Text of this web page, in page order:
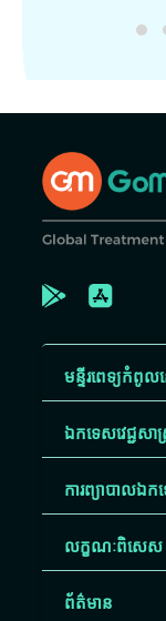
មន្ទីរពេទ្យកំពូ
ឯកទេសវេជ្ជសាស្
ការព្យាបាលឯ
លក្ខណៈពិសេស
ព័ត៌មាន